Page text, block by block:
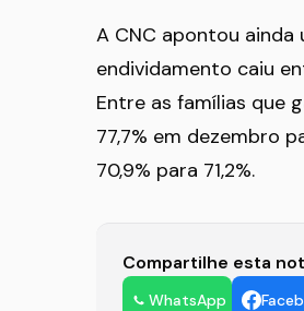
A CNC apontou ainda
endividamento caiu
Entre as famílias que
77,7% em dezembro
70,9% para 71,2%.
Compartilhe esta
WhatsApp